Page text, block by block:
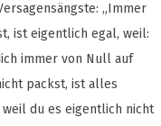
„Immer
ist eigentlich egal, weil:
immer von Null auf
packst, ist alles
du es eigentlich nicht